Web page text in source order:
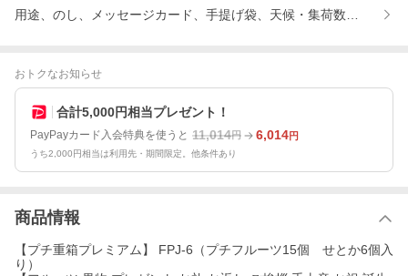
用途、のし、メッセージカード、手提げ袋、天候・集荷数増量によ
おトクなお知らせ
合計5,000円相当プレゼント！
PayPayカード入会特典を使うと 11,014円 6,014円
うち2,000円相当は利用先・期間限定。他条件あり
商品情報
【プチ重箱プレミアム】 FPJ-6（プチフルーツ15個 せとか6個入
り）